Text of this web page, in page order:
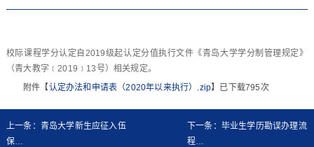
校际课程学分认定自2019级起认定分值执行文件《青岛大学学分制管理规定》
（青大教字﹝2019﹞13号）相关规定。
附件【认定办法和申请表（2020年以来执行）.zip】已下载795次
上一条：青岛大学新生应征入伍
保…
下一条：毕业生学历勘误办理流
程…